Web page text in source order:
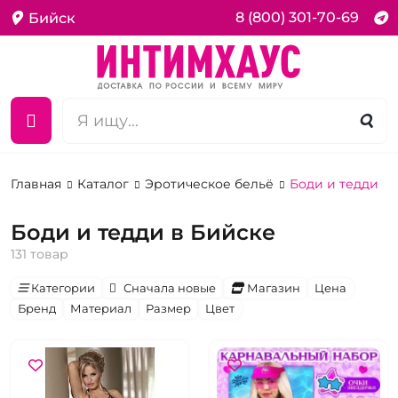
Бийск 8 (800) 301-70-69
Главная Каталог Эротическое бельё Боди и тедди
Боди и тедди в Бийске
131 товар
Категории Сначала новые Магазин
Цена
Бренд
Материал Размер Цвет